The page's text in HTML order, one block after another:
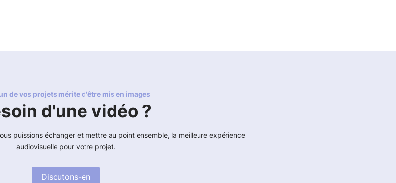
de vos projets mérite d'être mis en images
d'une vidéo ?
puissions échanger et mettre au point ensemble, la meilleure expérience
audiovisuelle pour votre projet.
Discutons-en